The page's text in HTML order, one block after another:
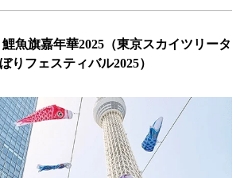
魚旗嘉年華2025（東京スカイツリータ
りフェスティバル2025）